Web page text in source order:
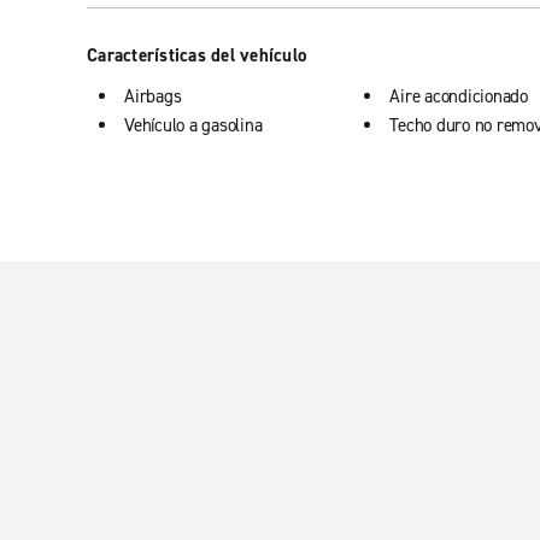
Características del vehículo
Airbags
Vehículo a gasolina
Aire acondicionado
Techo duro no